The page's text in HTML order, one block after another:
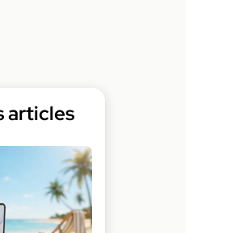
articles